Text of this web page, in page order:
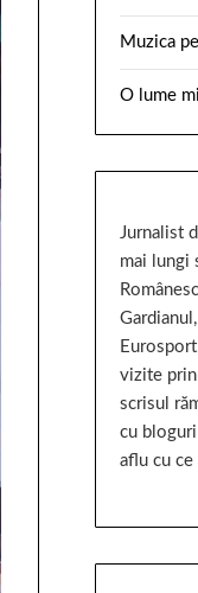
Muzica
O lume
Jurnalist
mai lungi
vizite prin
scrisul
cu
aflu cu ce